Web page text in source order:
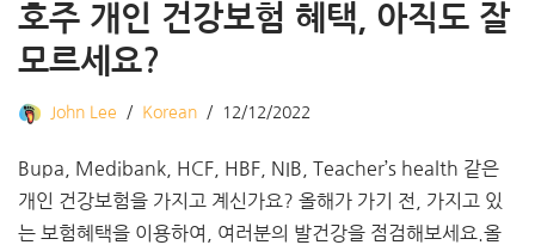
호주 개인 건강보험 혜택, 아직도 잘
모르세요?
John Lee Korean 12/12/2022
Bupa, Medibank, HCF, HBF, NIB, Teacher’s health 같은
개인 건강보험을 가지고 계신가요? 올해가 가기 전, 가지고 있
는 보험혜택을 이용하여, 여러분의 발건강을 점검해보세요.올